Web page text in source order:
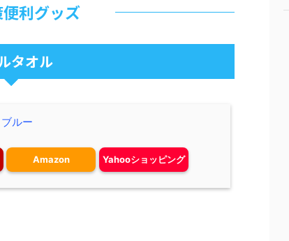
利グッズ
タオル
ルー
Amazon Yahooショッピング